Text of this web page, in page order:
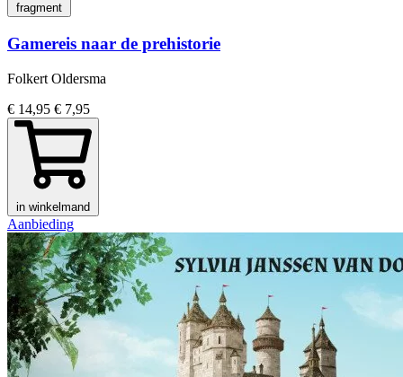
fragment
Gamereis naar de prehistorie
Folkert Oldersma
€ 14,95 € 7,95
in winkelmand
Aanbieding